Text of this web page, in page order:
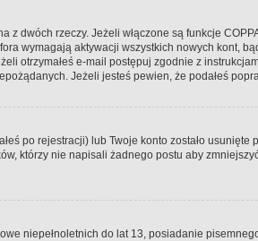
dwóch rzeczy. Jeżeli włączone są funkcje
wymagają aktywacji wszystkich nowych kont,
otrzymałeś e-mail postępuj zgodnie z
Jeżeli jesteś pewien, że podałeś
po rejestracji) lub Twoje konto zostało
którzy nie napisali żadnego postu aby
niepełnoletnich do lat 13, posiadanie